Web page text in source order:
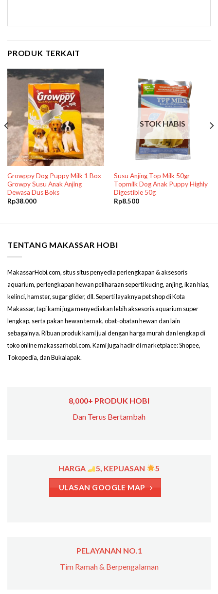
PRODUK TERKAIT
Growppy Dog Puppy Milk 1 Box
Growpy Susu Anak Anjing
Dewasa Dus Boks
Rp38.000
STOK HABIS
Susu Anjing Top Milk 50gr
Topmilk Dog Anak Puppy Highly
Digestible 50g
Rp8.500
TENTANG MAKASSAR HOBI
MakassarHobi.com, situs situs penyedia perlengkapan & aksesoris
aquarium, perlengkapan hewan peliharaan seperti kucing, anjing, ikan hias,
kelinci, hamster, sugar glider, dll. Seperti layaknya pet shop di Kota
Makassar, tapi kami juga menyediakan lebih aksesoris aquarium super
lengkap, serta pakan hewan ternak, obat-obatan hewan dan lain
sebagainya. Ribuan produk kami jual dengan harga murah dan lengkap di
toko online makassarhobi.com. Kami juga hadir di marketplace: Shopee,
Tokopedia, dan Bukalapak.
8,000+ PRODUK HOBI
Dan Terus Bertambah
HARGA 5, KEPUASAN 5
ULASAN GOOGLE MAP
PELAYANAN NO.1
Tim Ramah & Berpengalaman